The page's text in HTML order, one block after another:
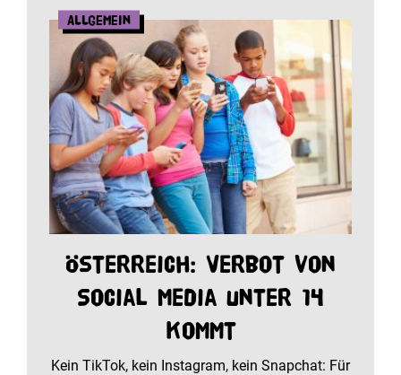
Allgemein
Österreich: Verbot von
Social Media unter 14
kommt
Kein TikTok, kein Instagram, kein Snapchat: Für